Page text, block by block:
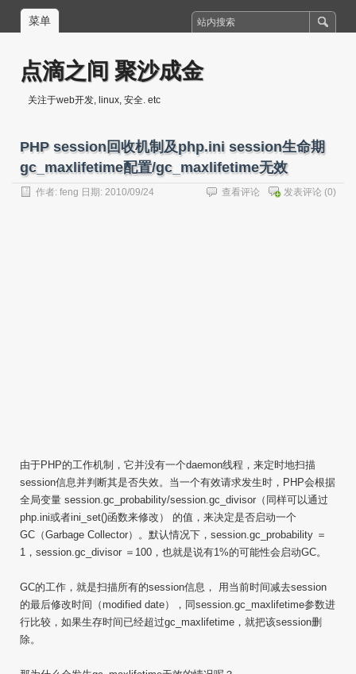
菜单
点滴之间 聚沙成金
关注于web开发, linux, 安全. etc
PHP session回收机制及php.ini session生命期
gc_maxlifetime配置/gc_maxlifetime无效
作者: feng 日期: 2010/09/24 发表评论 (0)
查看评论
由于PHP的工作机制，它并没有一个daemon线程，来定时地扫描
session信息并判断其是否失效。当一个有效请求发生时，PHP会根据
全局变量 session.gc_probability/session.gc_divisor（同样可以通过
php.ini或者ini_set()函数来修改） 的值，来决定是否启动一个
GC（Garbage Collector）。默认情况下，session.gc_probability ＝
1，session.gc_divisor ＝100，也就是说有1%的可能性会启动GC。
GC的工作，就是扫描所有的session信息， 用当前时间减去session
的最后修改时间（modified date），同session.gc_maxlifetime参数进
行比较，如果生存时间已经超过gc_maxlifetime，就把该session删
除。